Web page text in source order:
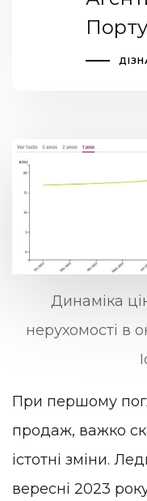
Динаміка
нерухомості в
При першому
продаж, важко
істотні зміни.
вересні 2023